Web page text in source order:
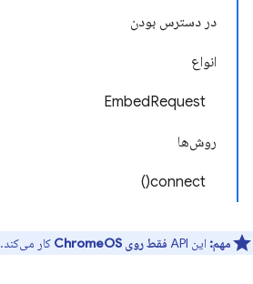
در دسترس بودن
انواع
EmbedRequest
روش‌ها
connect()
مهم: این API فقط روی ChromeOS کار می‌کند.